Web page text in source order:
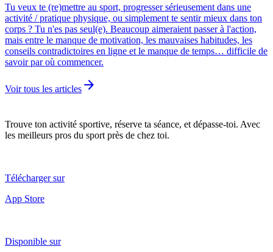
Tu veux te (re)mettre au sport, progresser sérieusement dans une
activité / pratique physique, ou simplement te sentir mieux dans ton
corps ? Tu n'es pas seul(e). Beaucoup aimeraient passer à l'action,
mais entre le manque de motivation, les mauvaises habitudes, les
conseils contradictoires en ligne et le manque de temps… difficile de
savoir par où commencer.
Voir tous les articles arrow_forward
Trouve ton activité sportive, réserve ta séance, et dépasse-toi. Avec
les meilleurs pros du sport près de chez toi.
Télécharger sur
App Store
Disponible sur